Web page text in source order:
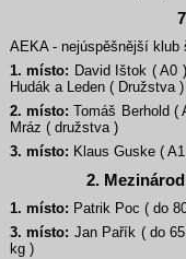
AEKA - nejúspěšnější klub
1. místo: David Ištok ( A0
Hudák a Leden ( Družstva )
2. místo: Tomáš Berhold (
Mráz ( družstva )
3. místo: Klaus Guske (
2.
1. místo: Patrik Poc ( do
3. místo: Jan Pařík ( do
kg )